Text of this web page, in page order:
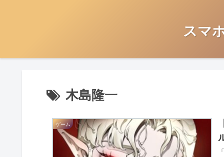
スマ
木島隆一
ゲーム